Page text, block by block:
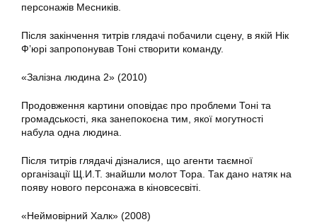
персонажів Месників.
Після закінчення титрів глядачі побачили сцену, в якій Нік
Ф’юрі запропонував Тоні створити команду.
«Залізна людина 2» (2010)
Продовження картини оповідає про проблеми Тоні та
громадськості, яка занепокоєна тим, якої могутності
набула одна людина.
Після титрів глядачі дізналися, що агенти таємної
організації Щ.И.Т. знайшли молот Тора. Так дано натяк на
появу нового персонажа в кіновсесвіті.
«Неймовірний Халк» (2008)